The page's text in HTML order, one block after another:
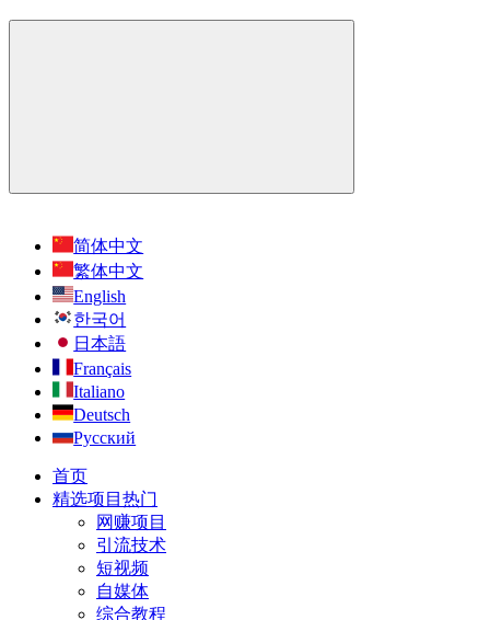
简体中文
繁体中文
English
한국어
日本語
Français
Italiano
Deutsch
Русский
首页
精选项目 热门
网赚项目
引流技术
短视频
自媒体
综合教程